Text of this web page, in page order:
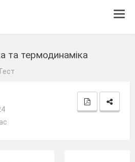
та термодинаміка